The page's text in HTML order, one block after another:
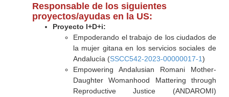
Responsable de los siguientes
proyectos/ayudas en la US:
Proyecto I+D+i:
Empoderando el trabajo de los ciudados de
la mujer gitana en los servicios sociales de
Andalucía (SSCC542-2023-00000017-1)
Empowering Andalusian Romani Mother-
Daughter Womanhood Mattering through
Reproductive Justice (ANDAROMI)